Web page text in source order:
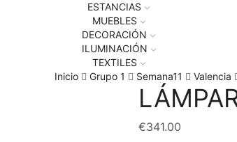
ESTANCIAS
MUEBLES
DECORACIÓN
ILUMINACIÓN
TEXTILES
Inicio
Grupo 1 Semana11 Valencia
€341.00